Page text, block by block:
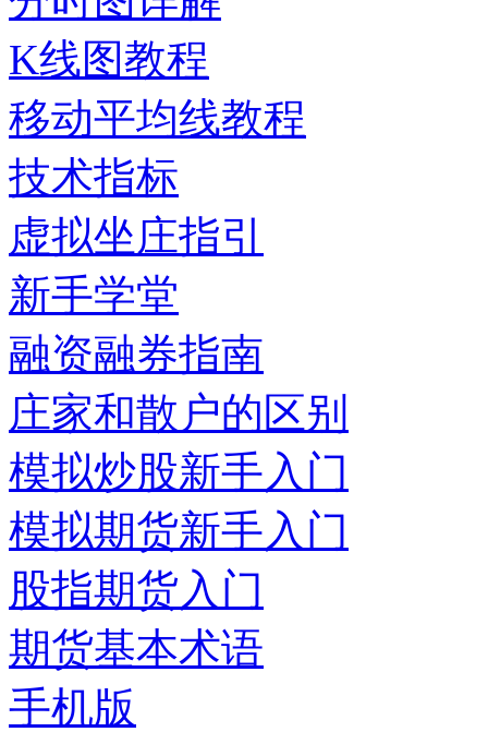
K线图教程
移动平均线教程
技术指标
虚拟坐庄指引
新手学堂
融资融券指南
庄家和散户的区别
模拟炒股新手入门
模拟期货新手入门
股指期货入门
期货基本术语
手机版